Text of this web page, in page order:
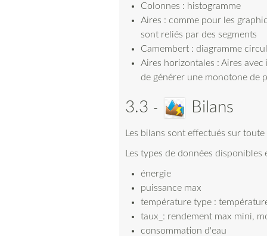
Colonnes : histogramme
Aires : comme pour les
sont reliés par des segments
Camembert : diagramme
Aires horizontales : Aires
de générer une monotone de
3.3 Bilans
Les bilans sont effectués sur
Les types de données disponibles
énergie
puissance max
température type :
taux_: rendement max mini,
consommation d'eau